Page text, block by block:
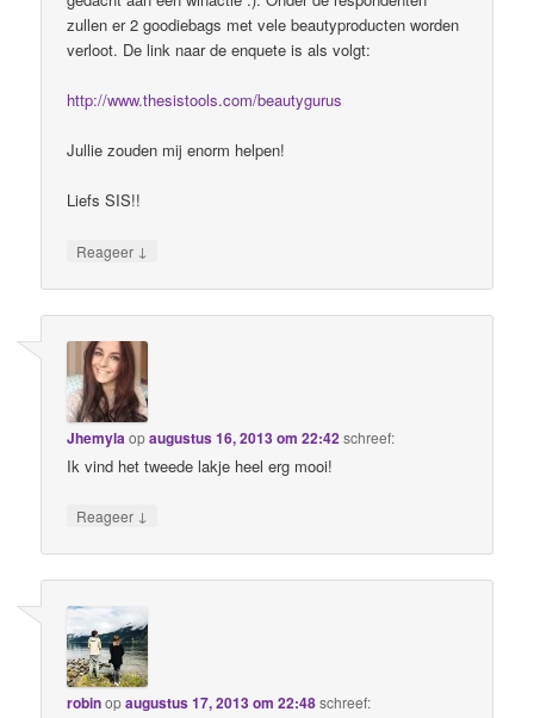
zullen er 2 goodiebags met vele beautyproducten worden
verloot. De link naar de enquete is als volgt:
http://www.thesistools.com/beautygurus
Jullie zouden mij enorm helpen!
Liefs SIS!!
Reageer ↓
Jhemylaopaugustus 16, 2013 om 22:42schreef:
Ik vind het tweede lakje heel erg mooi!
Reageer ↓
robinopaugustus 17, 2013 om 22:48schreef: